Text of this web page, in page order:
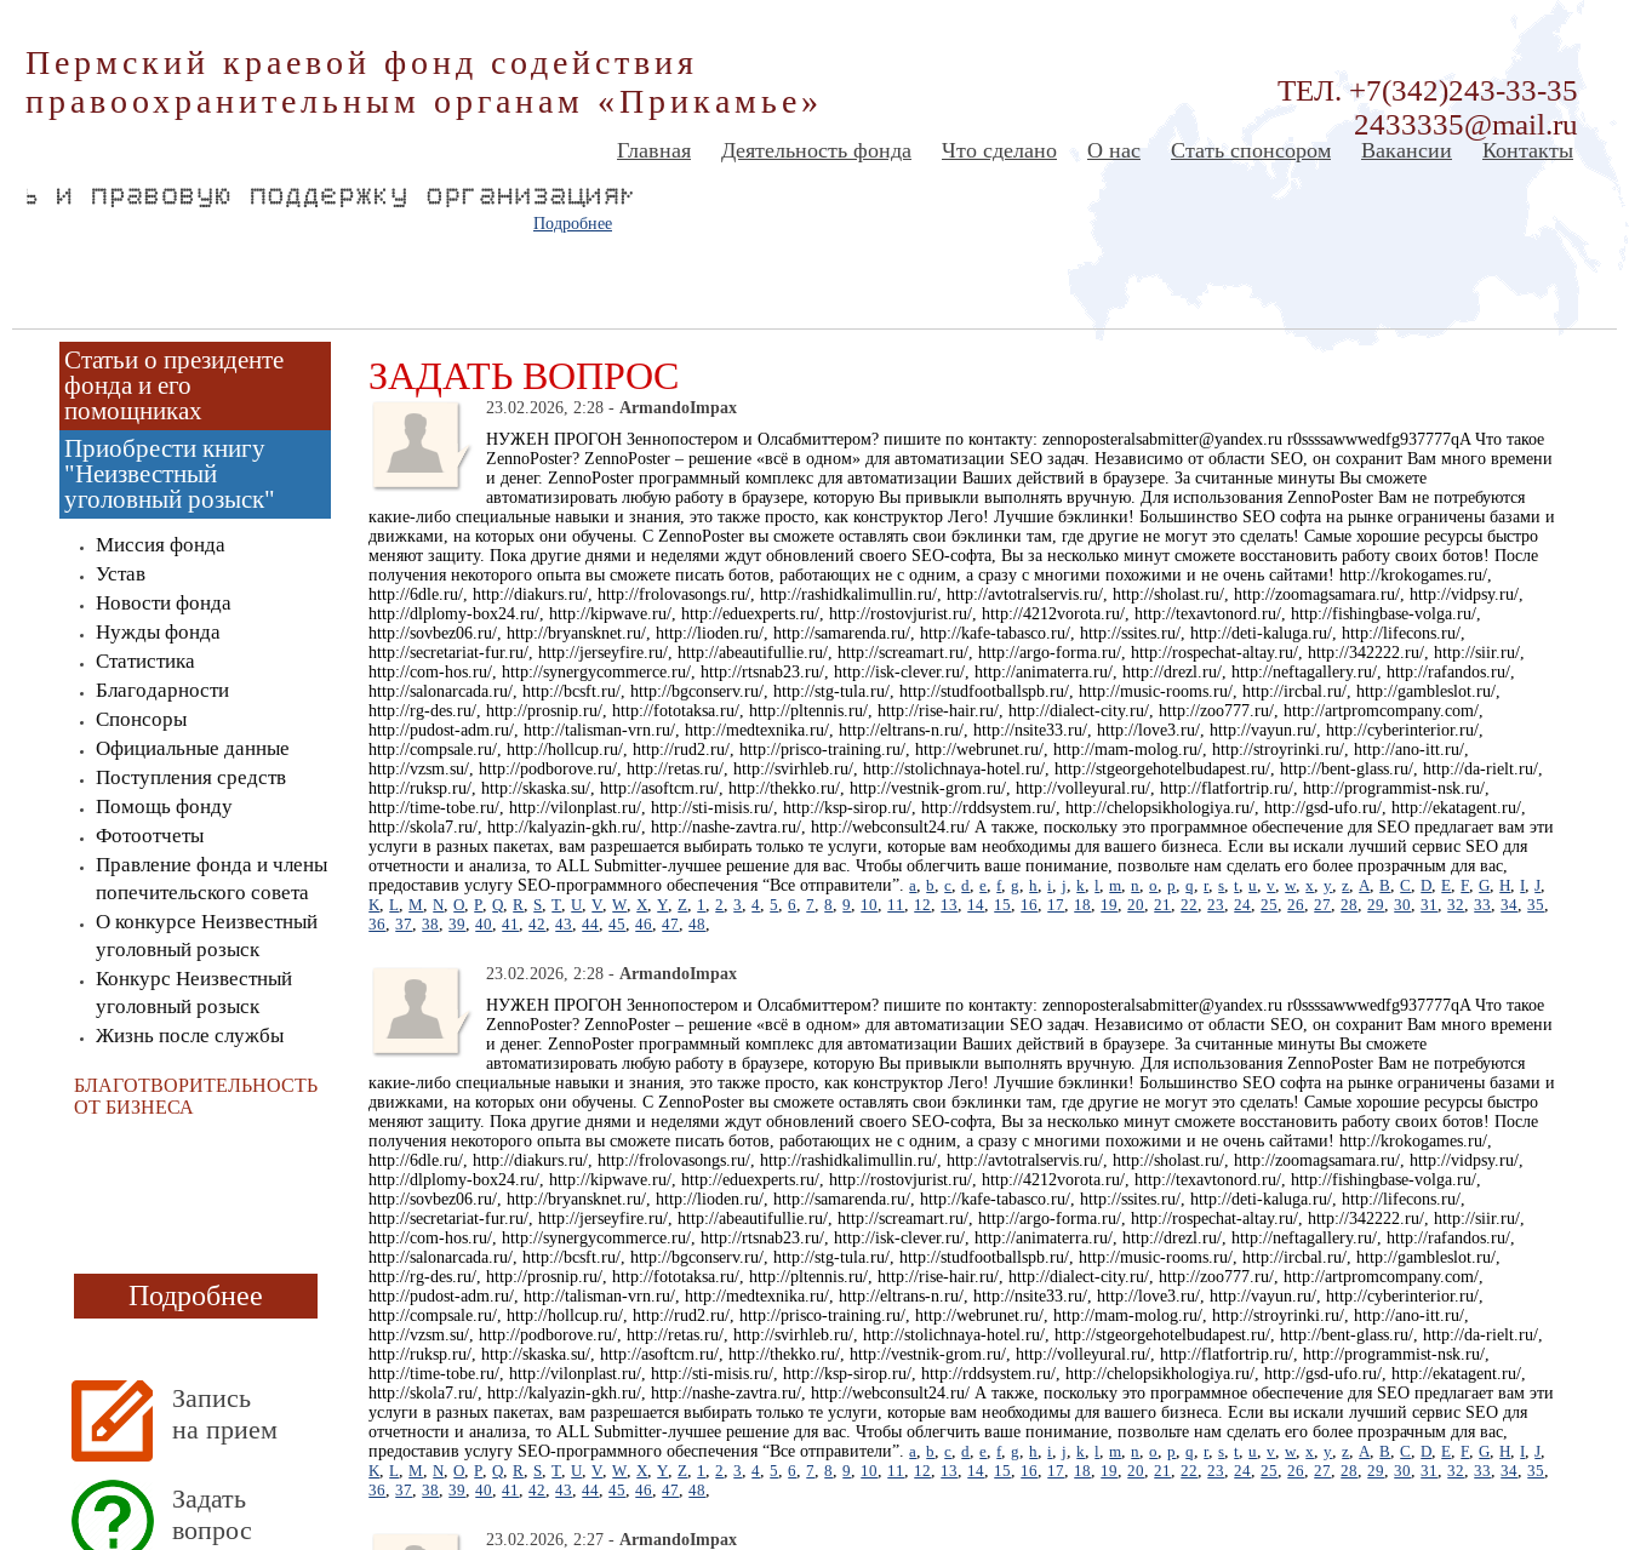
Пермский краевой фонд содействия
правоохранительным органам «Прикамье»
ТЕЛ. +7(342)243-33-35
2433335@mail.ru
Главная Деятельность фонда Что сделано О нас Стать спонсором Вакансии Контакты
Подробнее
Статьи о президенте
фонда и его
помощниках
Приобрести книгу
"Неизвестный
уголовный розыск"
Миссия фонда
Устав
Новости фонда
Нужды фонда
Статистика
Благодарности
Спонсоры
Официальные данные
Поступления средств
Помощь фонду
Фотоотчеты
Правление фонда и члены
попечительского совета
О конкурсе Неизвестный
уголовный розыск
Конкурс Неизвестный
уголовный розыск
Жизнь после службы
БЛАГОТВОРИТЕЛЬНОСТЬ
ОТ БИЗНЕСА
Подробнее
Запись
на прием
Задать
вопрос
ЗАДАТЬ ВОПРОС
23.02.2026, 2:28 -ArmandoImpax
НУЖЕН ПРОГОН Зеннопостером и Олсабмиттером? пишите по контакту: zennoposteralsabmitter@yandex.ru r0ssssawwwedfg937777qA Что такое
ZennoPoster? ZennoPoster – решение «всё в одном» для автоматизации SEO задач. Независимо от области SEO, он сохранит Вам много времени
и денег. ZennoPoster программный комплекс для автоматизации Ваших действий в браузере. За считанные минуты Вы сможете
автоматизировать любую работу в браузере, которую Вы привыкли выполнять вручную. Для использования ZennoPoster Вам не потребуются
какие-либо специальные навыки и знания, это также просто, как конструктор Лего! Лучшие бэклинки! Большинство SEO софта на рынке ограничены базами и
движками, на которых они обучены. С ZennoPoster вы сможете оставлять свои бэклинки там, где другие не могут это сделать! Самые хорошие ресурсы быстро
меняют защиту. Пока другие днями и неделями ждут обновлений своего SEO-софта, Вы за несколько минут сможете восстановить работу своих ботов! После
получения некоторого опыта вы сможете писать ботов, работающих не с одним, а сразу с многими похожими и не очень сайтами! http://krokogames.ru/,
http://6dle.ru/, http://diakurs.ru/, http://frolovasongs.ru/, http://rashidkalimullin.ru/, http://avtotralservis.ru/, http://sholast.ru/, http://zoomagsamara.ru/, http://vidpsy.ru/,
http://dlplomy-box24.ru/, http://kipwave.ru/, http://eduexperts.ru/, http://rostovjurist.ru/, http://4212vorota.ru/, http://texavtonord.ru/, http://fishingbase-volga.ru/,
http://sovbez06.ru/, http://bryansknet.ru/, http://lioden.ru/, http://samarenda.ru/, http://kafe-tabasco.ru/, http://ssites.ru/, http://deti-kaluga.ru/, http://lifecons.ru/,
http://secretariat-fur.ru/, http://jerseyfire.ru/, http://abeautifullie.ru/, http://screamart.ru/, http://argo-forma.ru/, http://rospechat-altay.ru/, http://342222.ru/, http://siir.ru/,
http://com-hos.ru/, http://synergycommerce.ru/, http://rtsnab23.ru/, http://isk-clever.ru/, http://animaterra.ru/, http://drezl.ru/, http://neftagallery.ru/, http://rafandos.ru/,
http://salonarcada.ru/, http://bcsft.ru/, http://bgconserv.ru/, http://stg-tula.ru/, http://studfootballspb.ru/, http://music-rooms.ru/, http://ircbal.ru/, http://gambleslot.ru/,
http://rg-des.ru/, http://prosnip.ru/, http://fototaksa.ru/, http://pltennis.ru/, http://rise-hair.ru/, http://dialect-city.ru/, http://zoo777.ru/, http://artpromcompany.com/,
http://pudost-adm.ru/, http://talisman-vrn.ru/, http://medtexnika.ru/, http://eltrans-n.ru/, http://nsite33.ru/, http://love3.ru/, http://vayun.ru/, http://cyberinterior.ru/,
http://compsale.ru/, http://hollcup.ru/, http://rud2.ru/, http://prisco-training.ru/, http://webrunet.ru/, http://mam-molog.ru/, http://stroyrinki.ru/, http://ano-itt.ru/,
http://vzsm.su/, http://podborove.ru/, http://retas.ru/, http://svirhleb.ru/, http://stolichnaya-hotel.ru/, http://stgeorgehotelbudapest.ru/, http://bent-glass.ru/, http://da-rielt.ru/,
http://ruksp.ru/, http://skaska.su/, http://asoftcm.ru/, http://thekko.ru/, http://vestnik-grom.ru/, http://volleyural.ru/, http://flatfortrip.ru/, http://programmist-nsk.ru/,
http://time-tobe.ru/, http://vilonplast.ru/, http://sti-misis.ru/, http://ksp-sirop.ru/, http://rddsystem.ru/, http://chelopsikhologiya.ru/, http://gsd-ufo.ru/, http://ekatagent.ru/,
http://skola7.ru/, http://kalyazin-gkh.ru/, http://nashe-zavtra.ru/, http://webconsult24.ru/ А также, поскольку это программное обеспечение для SEO предлагает вам эти
услуги в разных пакетах, вам разрешается выбирать только те услуги, которые вам необходимы для вашего бизнеса. Если вы искали лучший сервис SEO для
отчетности и анализа, то ALL Submitter-лучшее решение для вас. Чтобы облегчить ваше понимание, позвольте нам сделать его более прозрачным для вас,
предоставив услугу SEO-программного обеспечения “Все отправители”.a,b,c,d,e,f,g,h,i,j,k,l,m,n,o,p,q,r,s,t,u,v,w,x,y,z,A,B,C,D,E,F,G,H,I,J,
K,L,M,N,O,P,Q,R,S,T,U,V,W,X,Y,Z, 1,2,3,4,5,6,7,8,9, 10, 11, 12, 13, 14, 15, 16, 17, 18, 19,20,21,22,23,24,25,26,27,28,29,30,31,32,33,34,35,
36,37,38,39,40,41,42,43,44,45,46,47,48,
23.02.2026, 2:28 -ArmandoImpax
НУЖЕН ПРОГОН Зеннопостером и Олсабмиттером? пишите по контакту: zennoposteralsabmitter@yandex.ru r0ssssawwwedfg937777qA Что такое
ZennoPoster? ZennoPoster – решение «всё в одном» для автоматизации SEO задач. Независимо от области SEO, он сохранит Вам много времени
и денег. ZennoPoster программный комплекс для автоматизации Ваших действий в браузере. За считанные минуты Вы сможете
автоматизировать любую работу в браузере, которую Вы привыкли выполнять вручную. Для использования ZennoPoster Вам не потребуются
какие-либо специальные навыки и знания, это также просто, как конструктор Лего! Лучшие бэклинки! Большинство SEO софта на рынке ограничены базами и
движками, на которых они обучены. С ZennoPoster вы сможете оставлять свои бэклинки там, где другие не могут это сделать! Самые хорошие ресурсы быстро
меняют защиту. Пока другие днями и неделями ждут обновлений своего SEO-софта, Вы за несколько минут сможете восстановить работу своих ботов! После
получения некоторого опыта вы сможете писать ботов, работающих не с одним, а сразу с многими похожими и не очень сайтами! http://krokogames.ru/,
http://6dle.ru/, http://diakurs.ru/, http://frolovasongs.ru/, http://rashidkalimullin.ru/, http://avtotralservis.ru/, http://sholast.ru/, http://zoomagsamara.ru/, http://vidpsy.ru/,
http://dlplomy-box24.ru/, http://kipwave.ru/, http://eduexperts.ru/, http://rostovjurist.ru/, http://4212vorota.ru/, http://texavtonord.ru/, http://fishingbase-volga.ru/,
http://sovbez06.ru/, http://bryansknet.ru/, http://lioden.ru/, http://samarenda.ru/, http://kafe-tabasco.ru/, http://ssites.ru/, http://deti-kaluga.ru/, http://lifecons.ru/,
http://secretariat-fur.ru/, http://jerseyfire.ru/, http://abeautifullie.ru/, http://screamart.ru/, http://argo-forma.ru/, http://rospechat-altay.ru/, http://342222.ru/, http://siir.ru/,
http://com-hos.ru/, http://synergycommerce.ru/, http://rtsnab23.ru/, http://isk-clever.ru/, http://animaterra.ru/, http://drezl.ru/, http://neftagallery.ru/, http://rafandos.ru/,
http://salonarcada.ru/, http://bcsft.ru/, http://bgconserv.ru/, http://stg-tula.ru/, http://studfootballspb.ru/, http://music-rooms.ru/, http://ircbal.ru/, http://gambleslot.ru/,
http://rg-des.ru/, http://prosnip.ru/, http://fototaksa.ru/, http://pltennis.ru/, http://rise-hair.ru/, http://dialect-city.ru/, http://zoo777.ru/, http://artpromcompany.com/,
http://pudost-adm.ru/, http://talisman-vrn.ru/, http://medtexnika.ru/, http://eltrans-n.ru/, http://nsite33.ru/, http://love3.ru/, http://vayun.ru/, http://cyberinterior.ru/,
http://compsale.ru/, http://hollcup.ru/, http://rud2.ru/, http://prisco-training.ru/, http://webrunet.ru/, http://mam-molog.ru/, http://stroyrinki.ru/, http://ano-itt.ru/,
http://vzsm.su/, http://podborove.ru/, http://retas.ru/, http://svirhleb.ru/, http://stolichnaya-hotel.ru/, http://stgeorgehotelbudapest.ru/, http://bent-glass.ru/, http://da-rielt.ru/,
http://ruksp.ru/, http://skaska.su/, http://asoftcm.ru/, http://thekko.ru/, http://vestnik-grom.ru/, http://volleyural.ru/, http://flatfortrip.ru/, http://programmist-nsk.ru/,
http://time-tobe.ru/, http://vilonplast.ru/, http://sti-misis.ru/, http://ksp-sirop.ru/, http://rddsystem.ru/, http://chelopsikhologiya.ru/, http://gsd-ufo.ru/, http://ekatagent.ru/,
http://skola7.ru/, http://kalyazin-gkh.ru/, http://nashe-zavtra.ru/, http://webconsult24.ru/ А также, поскольку это программное обеспечение для SEO предлагает вам эти
услуги в разных пакетах, вам разрешается выбирать только те услуги, которые вам необходимы для вашего бизнеса. Если вы искали лучший сервис SEO для
отчетности и анализа, то ALL Submitter-лучшее решение для вас. Чтобы облегчить ваше понимание, позвольте нам сделать его более прозрачным для вас,
предоставив услугу SEO-программного обеспечения “Все отправители”.a,b,c,d,e,f,g,h,i,j,k,l,m,n,o,p,q,r,s,t,u,v,w,x,y,z,A,B,C,D,E,F,G,H,I,J,
K,L,M,N,O,P,Q,R,S,T,U,V,W,X,Y,Z, 1,2,3,4,5,6,7,8,9, 10, 11, 12, 13, 14, 15, 16, 17, 18, 19,20,21,22,23,24,25,26,27,28,29,30,31,32,33,34,35,
36,37,38,39,40,41,42,43,44,45,46,47,48,
23.02.2026, 2:27 -ArmandoImpax